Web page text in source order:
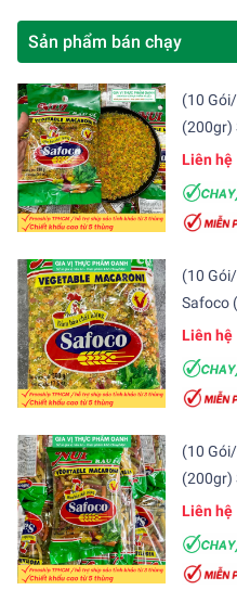
Sản phẩm bán chạy
(10
(200gr)
Liên hệ
(10
Safoco
Liên hệ
(10
(200gr)
Liên hệ